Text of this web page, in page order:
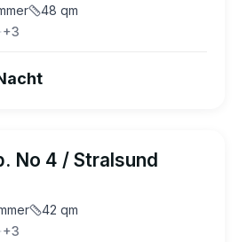
48 qm
·+3
No 4 / Stralsund
42 qm
·+3